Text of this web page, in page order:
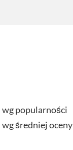
popularności
średniej oceny